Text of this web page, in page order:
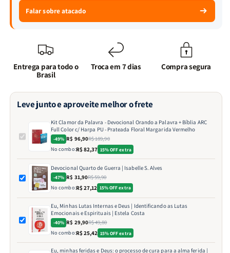
Harpa
PU
Floral
Vermelho
PU
Vermelho
Falar sobre atacado
Entrega para todo o
Brasil
Troca em 7 dias Compra segura
Leve junto e aproveite melhor o frete
Kit Clamor da Palavra - Devocional Orando a Palavra + Bíblia ARC
Full Color c/ Harpa PU - Prateada Floral Margarida Vermelho
-49% R$ 96,90R$ 189,90
No combo:R$ 82,37 15% OFF extra
Devocional Quarto de Guerra | Isabelle S. Alves
-47% R$ 31,90R$ 59,90
No combo:R$ 27,12 15% OFF extra
Eu, Minhas Lutas Internas e Deus | Identificando as Lutas
Emocionais e Espirituais | Estela Costa
-40% R$ 29,90R$ 49,80
No combo:R$ 25,42 15% OFF extra
Eu, minhas feridas e Deus: o processo de cura para a alma ferida |